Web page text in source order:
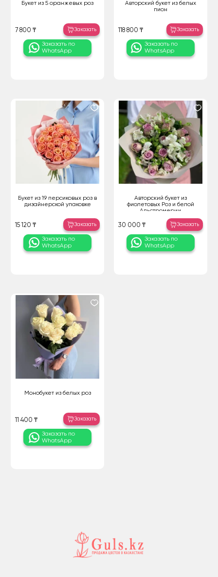
Букет из 5 оранжевых роз
7 800 ₸ Заказать
Заказать по
WhatsApp
Авторский букет из белых
пион
118 800 ₸ Заказать
Заказать по
WhatsApp
Букет из 19 персиковых роз в
дизайнерской упаковке
15 120 ₸ Заказать
Заказать по
WhatsApp
Авторский букет из
фиолетовых Роз и белой
Альстромерии
30 000 ₸ Заказать
Заказать по
WhatsApp
Монобукет из белых роз
11 400 ₸ Заказать
Заказать по
WhatsApp